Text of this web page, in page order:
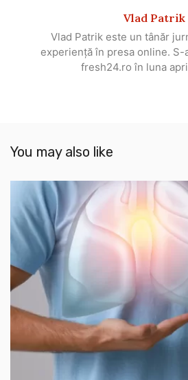
Vlad Patrik
Vlad Patrik este un tânăr
experiență în presa online. S-
fresh24.ro în luna
You may also like